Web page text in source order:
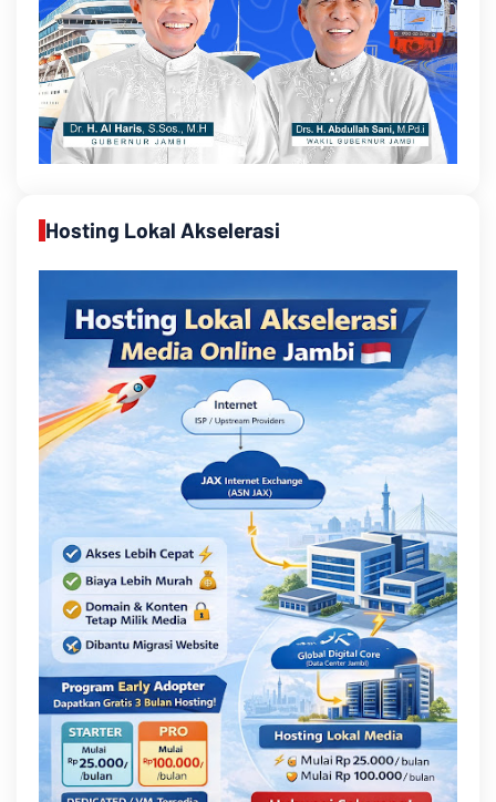
Hosting Lokal Akselerasi